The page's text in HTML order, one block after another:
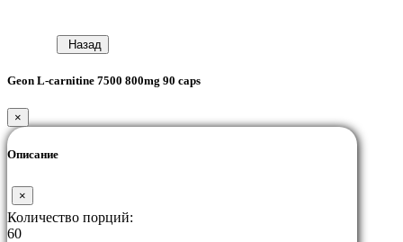
Назад
Geon L-carnitine 7500 800mg 90 caps
×
Описание
×
Количество порций:
60